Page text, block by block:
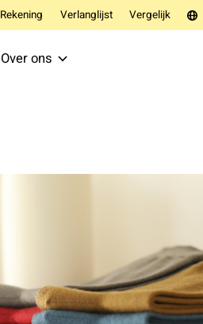
Rekening Verlanglijst Vergelijk
Over ons